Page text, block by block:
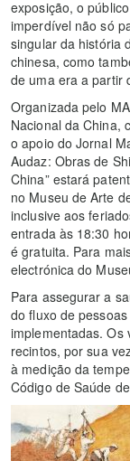
exposição, o
imperdível não só
singular da história
chinesa, como
de uma era a partir
Organizada pelo
Nacional da China,
o apoio do Jornal
Audaz: Obras de
China” estará
no Museu de Arte
inclusive aos
entrada às 18:30
é gratuita. Para
electrónica do
Para assegurar a
do fluxo de
implementadas. Os
recintos, por sua
à medição da
Código de Saúde